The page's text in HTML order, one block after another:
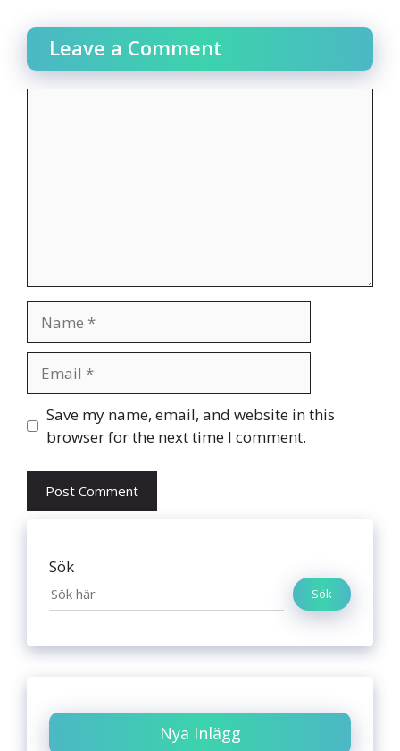
Leave a Comment
Website
Save my name, email, and website in this
browser for the next time I comment.
Sök
Sök
Nya Inlägg